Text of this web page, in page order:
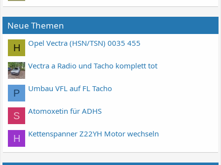
Neue Themen
H Opel Vectra (HSN/TSN) 0035 455
Vectra a Radio und Tacho komplett tot
P Umbau VFL auf FL Tacho
S Atomoxetin für ADHS
H Kettenspanner Z22YH Motor wechseln